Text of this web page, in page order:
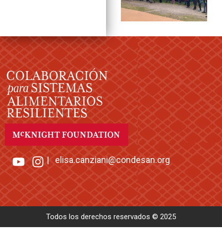
|elisa.canziani@condesan.org
Todos los derechos reservados © 2025